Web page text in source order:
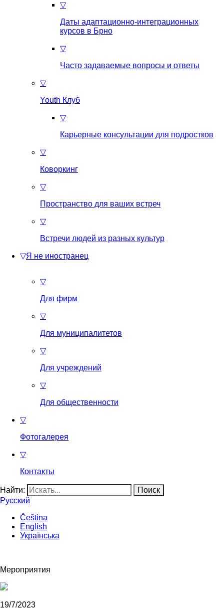
▽
Даты адаптационно-интеграционных
курсов в Брно
▽
Часто задаваемые вопросы и ответы
▽
Youth Клуб
▽
Карьерные консультации для подростков
▽
Коворкинг
▽
Пространство для ваших встреч
▽
Встречи людей из разных культур
▽Я не иностранец
▽
Для фирм
▽
Для муниципалитетов
▽
Для учреждений
▽
Для общественности
▽
Фотогалерея
▽
Контакты
Найти:
Русский
Čeština
English
Українська
Мероприятия
19/7/2023